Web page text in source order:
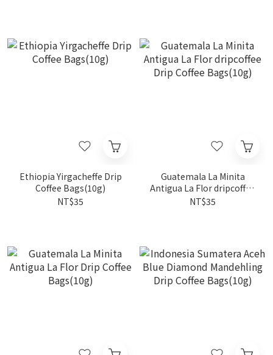
Ethiopia Yirgacheffe Drip
Coffee Bags(10g)
NT$35
Guatemala La Minita
Antigua La Flor dripcoffee
Drip Coffee Bags(10g)
NT$35